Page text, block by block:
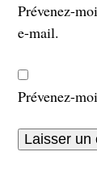
Prévenez-
e-mail.
Prévenez-